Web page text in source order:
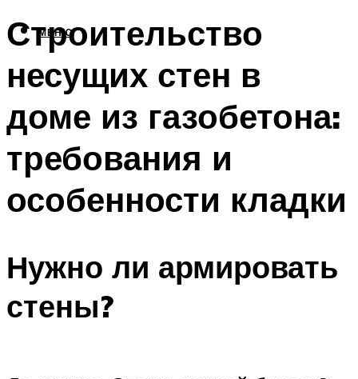
МЕНЮ
Строительство
несущих стен в
доме из газобетона:
требования и
особенности кладки
Нужно ли армировать
стены?